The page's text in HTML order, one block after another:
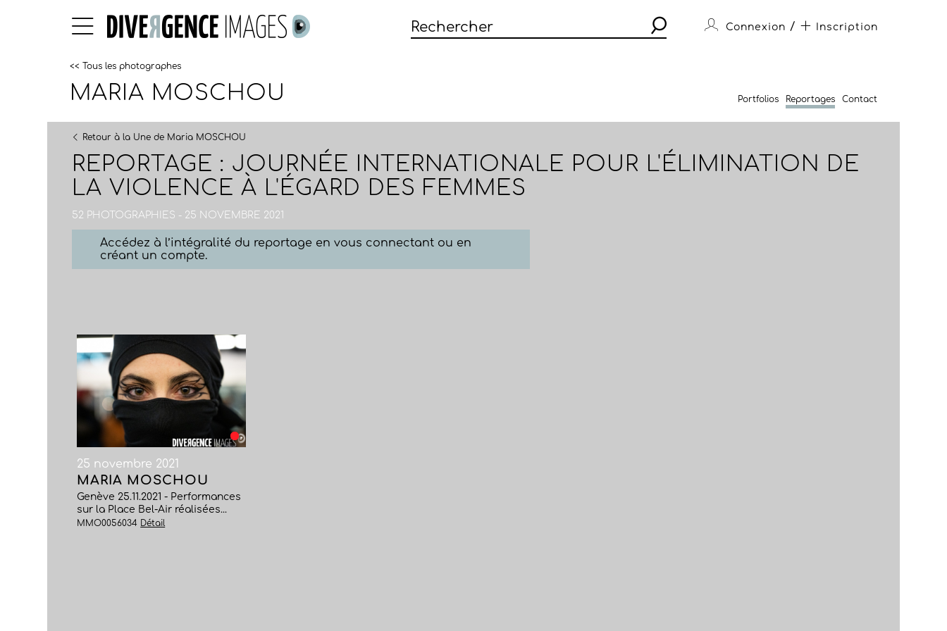
Connexion / Inscription
<< Tous les photographes
MARIA MOSCHOU Portfolios Reportages Contact
Retour à la Une de Maria MOSCHOU
REPORTAGE : JOURNÉE INTERNATIONALE POUR L'ÉLIMINATION DE
LA VIOLENCE À L'ÉGARD DES FEMMES
52 PHOTOGRAPHIES - 25 NOVEMBRE 2021
Accédez à l’intégralité du reportage en vous connectant ou en
créant un compte.
25 novembre 2021
MARIA MOSCHOU
Genève 25.11.2021 - Performances
sur la Place Bel-Air réalisées...
MMO0056034 Détail